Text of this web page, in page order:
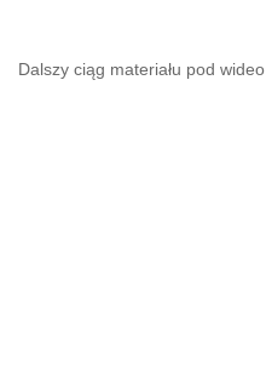
Dalszy ciąg materiału pod wideo